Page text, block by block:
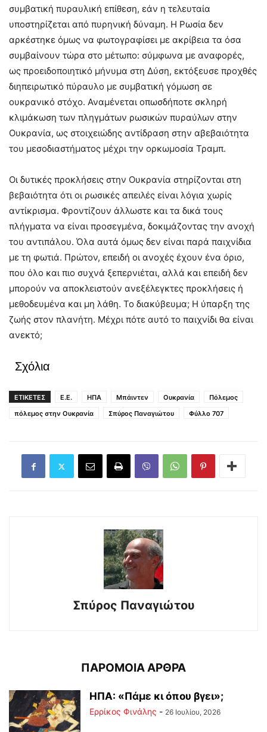
συμβατική πυραυλική επίθεση, εάν η τελευταία
υποστηρίζεται από πυρηνική δύναμη. Η Ρωσία δεν
αρκέστηκε όμως να φωτογραφίσει με ακρίβεια τα όσα
συμβαίνουν τώρα στο μέτωπο: σύμφωνα με αναφορές,
ως προειδοποιητικό μήνυμα στη Δύση, εκτόξευσε προχθές
διηπειρωτικό πύραυλο με συμβατική γόμωση σε
ουκρανικό στόχο. Αναμένεται οπωσδήποτε σκληρή
κλιμάκωση των πληγμάτων ρωσικών πυραύλων στην
Ουκρανία, ως στοιχειώδης αντίδραση στην αβεβαιότητα
του μεσοδιαστήματος μέχρι την ορκωμοσία Τραμπ.
Οι δυτικές προκλήσεις στην Ουκρανία στηρίζονται στη
βεβαιότητα ότι οι ρωσικές απειλές είναι λόγια χωρίς
αντίκρισμα. Φροντίζουν άλλωστε και τα δικά τους
πλήγματα να είναι προσεγμένα, δοκιμάζοντας την ανοχή
του αντιπάλου. Όλα αυτά όμως δεν είναι παρά παιχνίδια
με τη φωτιά. Πρώτον, επειδή οι ανοχές έχουν ένα όριο,
που όλο και πιο συχνά ξεπερνιέται, αλλά και επειδή δεν
μπορούν να αποκλειστούν ανεξέλεγκτες προκλήσεις ή
μεθοδευμένα και μη λάθη. Το διακύβευμα; Η ύπαρξη της
ζωής στον πλανήτη. Μέχρι πότε αυτό το παιχνίδι θα είναι
ανεκτό;
Σχόλια
ΕΤΙΚΕΤΕΣ Ε.Ε. ΗΠΑ Μπάιντεν Ουκρανία
Πόλεμος
πόλεμος στην Ουκρανία
Σπύρος Παναγιώτου Φύλλο 707
Σπύρος Παναγιώτου
ΠΑΡΟΜΟΙΑ ΑΡΘΡΑ
ΗΠΑ: «Πάμε κι όπου βγει»;
Ερρίκος Φινάλης - 26 Ιουλίου, 2026